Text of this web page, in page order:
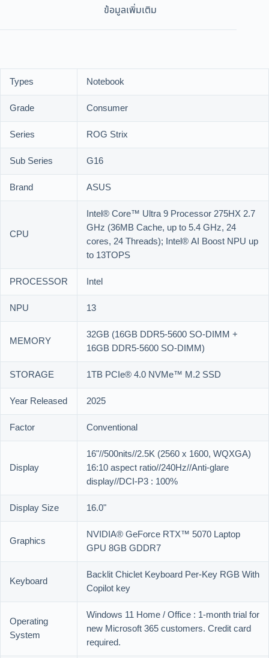
ข้อมูลเพิ่มเติม
Types
Notebook
Grade
Consumer
Series
ROG Strix
Sub Series
G16
Brand
ASUS
CPU
Intel® Core™ Ultra 9 Processor 275HX 2.7
GHz (36MB Cache, up to 5.4 GHz, 24
cores, 24 Threads); Intel® AI Boost NPU up
to 13TOPS
PROCESSOR
Intel
NPU
13
MEMORY
32GB (16GB DDR5-5600 SO-DIMM +
16GB DDR5-5600 SO-DIMM)
STORAGE
1TB PCIe® 4.0 NVMe™ M.2 SSD
Year Released
2025
Factor
Conventional
Display
16"//500nits//2.5K (2560 x 1600, WQXGA)
16:10 aspect ratio//240Hz//Anti-glare
display//DCI-P3 : 100%
Display Size
16.0"
Graphics
NVIDIA® GeForce RTX™ 5070 Laptop
GPU 8GB GDDR7
Keyboard
Backlit Chiclet Keyboard Per-Key RGB With
Copilot key
Operating
System
Windows 11 Home / Office : 1-month trial for
new Microsoft 365 customers. Credit card
required.